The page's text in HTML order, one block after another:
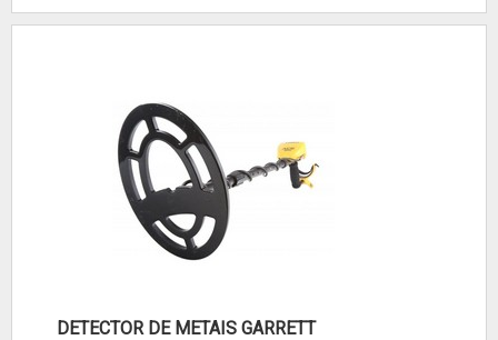
DETECTOR DE METAIS GARRETT